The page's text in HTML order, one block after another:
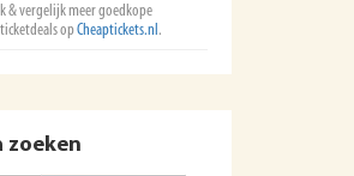
& vergelijk meer goedkope
opCheaptickets.nl .
zoeken